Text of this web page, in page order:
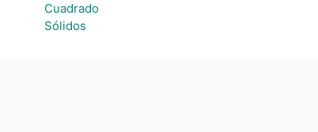
Cuadrado
Sólidos